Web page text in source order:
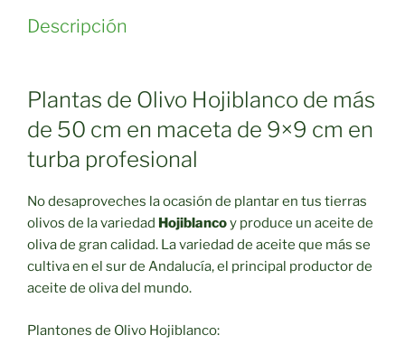
Descripción
Plantas de Olivo Hojiblanco de más
de 50 cm en maceta de 9×9 cm en
turba profesional
No desaproveches la ocasión de plantar en tus tierras
olivos de la variedad Hojiblancoy produce un aceite de
oliva de gran calidad. La variedad de aceite que más se
cultiva en el sur de Andalucía, el principal productor de
aceite de oliva del mundo.
Plantones de Olivo Hojiblanco: